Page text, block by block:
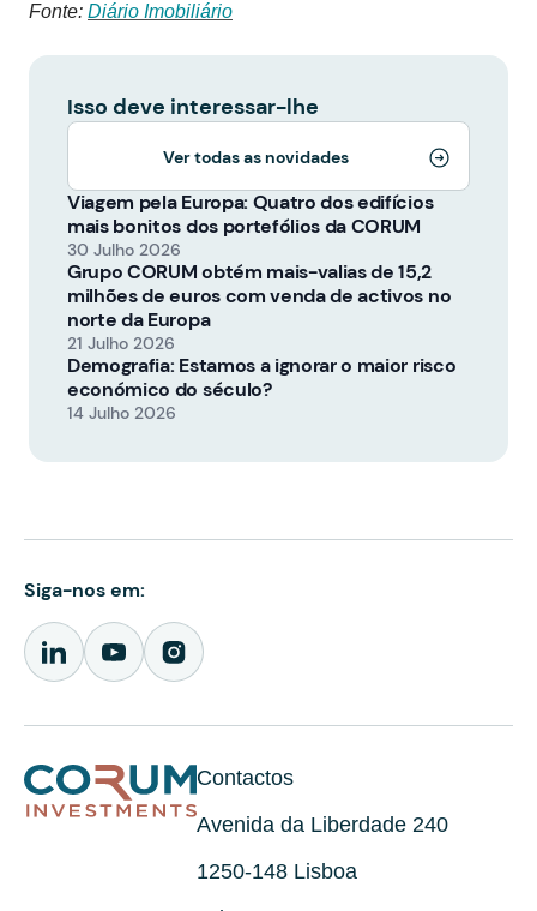
Fonte: Diário Imobiliário
Isso deve interessar-lhe
Ver todas as novidades
Viagem pela Europa: Quatro dos edifícios
mais bonitos dos portefólios da CORUM
30 Julho 2026
Grupo CORUM obtém mais-valias de 15,2
milhões de euros com venda de activos no
norte da Europa
21 Julho 2026
Demografia: Estamos a ignorar o maior risco
económico do século?
14 Julho 2026
Siga-nos em:
Contactos
Avenida da Liberdade 240
1250-148 Lisboa